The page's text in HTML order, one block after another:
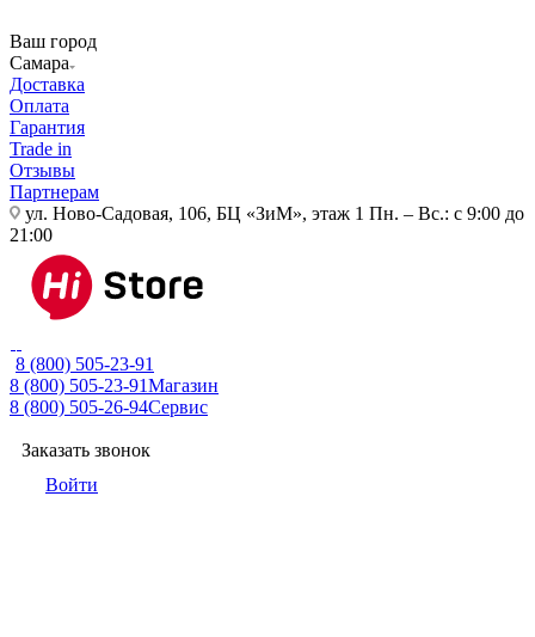
Ваш город
Самара
Доставка
Оплата
Гарантия
Trade in
Отзывы
Партнерам
ул. Ново-Садовая, 106, БЦ «ЗиМ», этаж 1 Пн. – Вс.: с 9:00 до
21:00
8 (800) 505-23-91
8 (800) 505-23-91Магазин
8 (800) 505-26-94Сервис
Заказать звонок
Войти